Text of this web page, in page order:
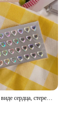
3d-наклейки в виде сердца, стереоскопические наклейки в виде сердца для рукоделия, альбом для скрапбукинга, журнала, Детские канцелярские принадлежности, награды, наклейки